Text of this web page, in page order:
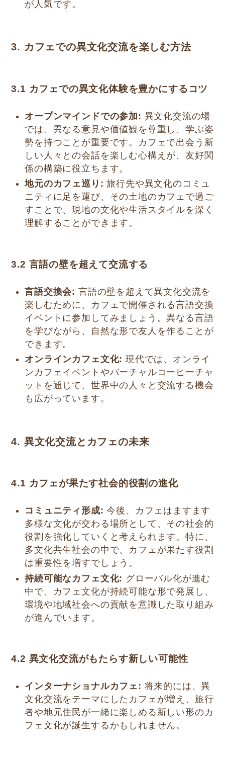
が人気です。
3. カフェでの異文化交流を楽しむ方法
3.1 カフェでの異文化体験を豊かにするコツ
オープンマインドでの参加: 異文化交流の場
では、異なる意見や価値観を尊重し、学ぶ姿
勢を持つことが重要です。カフェで出会う新
しい人々との会話を楽しむ心構えが、友好関
係の構築に役立ちます。
地元のカフェ巡り: 旅行先や異文化のコミュ
ニティに足を運び、その土地のカフェで過ご
すことで、現地の文化や生活スタイルを深く
理解することができます。
3.2 言語の壁を超えて交流する
言語交換会: 言語の壁を超えて異文化交流を
楽しむために、カフェで開催される言語交換
イベントに参加してみましょう。異なる言語
を学びながら、自然な形で友人を作ることが
できます。
オンラインカフェ文化: 現代では、オンライ
ンカフェイベントやバーチャルコーヒーチャ
ットを通じて、世界中の人々と交流する機会
も広がっています。
4. 異文化交流とカフェの未来
4.1 カフェが果たす社会的役割の進化
コミュニティ形成: 今後、カフェはますます
多様な文化が交わる場所として、その社会的
役割を強化していくと考えられます。特に、
多文化共生社会の中で、カフェが果たす役割
は重要性を増すでしょう。
持続可能なカフェ文化: グローバル化が進む
中で、カフェ文化が持続可能な形で発展し、
環境や地域社会への貢献を意識した取り組み
が進んでいます。
4.2 異文化交流がもたらす新しい可能性
インターナショナルカフェ: 将来的には、異
文化交流をテーマにしたカフェが増え、旅行
者や地元住民が一緒に楽しめる新しい形のカ
フェ文化が誕生するかもしれません。